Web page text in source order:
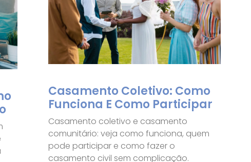
Casamento Coletivo: Como
Funciona E Como Participar
Casamento coletivo e casamento
comunitário: veja como funciona, quem
pode participar e como fazer o
casamento civil sem complicação.